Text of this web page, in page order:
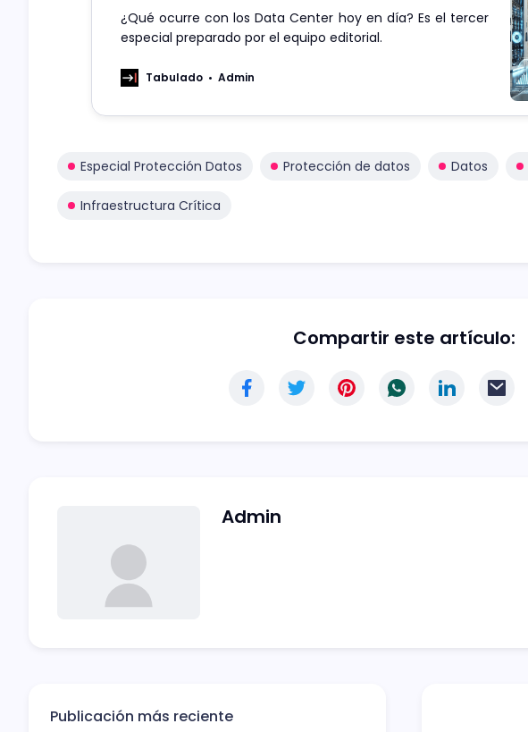
¿Qué ocurre con los Data Center hoy en día? Es el tercer
especial preparado por el equipo editorial.
Tabulado Admin
Especial Protección Datos Protección de datos Datos
Infraestructura Crítica
Compartir este artículo:
Admin
Publicación más reciente